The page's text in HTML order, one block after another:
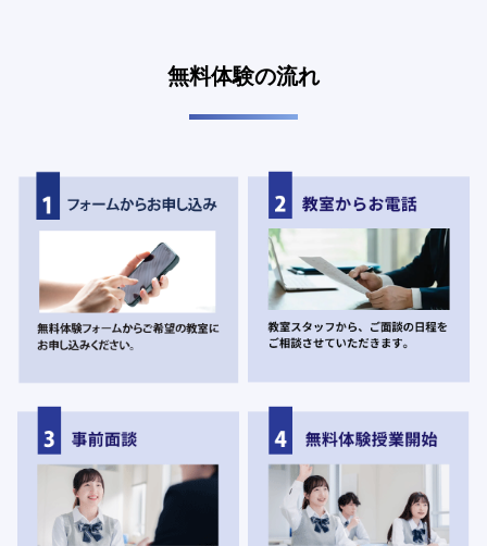
無料体験の流れ